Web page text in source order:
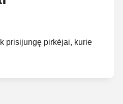
prisijungę pirkėjai, kurie